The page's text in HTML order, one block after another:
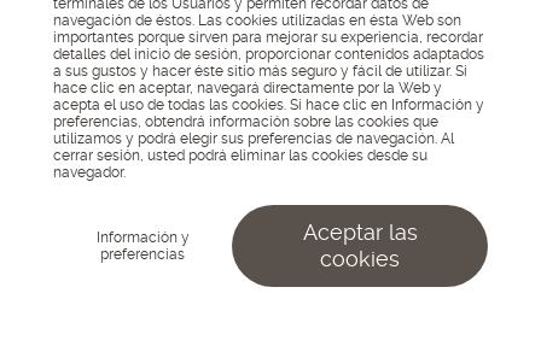
© 2026 Lo Kreo - Estudio
Creativo
Aviso Legal
Política de
privacidad
Política de
cookies
Configurar
cookies
Asociados
a:
terminales de los Usuarios y permiten recordar datos de
navegación de éstos. Las cookies utilizadas en ésta Web son
importantes porque sirven para mejorar su experiencia, recordar
detalles del inicio de sesión, proporcionar contenidos adaptados
a sus gustos y hacer éste sitio más seguro y fácil de utilizar. Si
hace clic en aceptar, navegará directamente por la Web y
acepta el uso de todas las cookies. Si hace clic en Información y
preferencias, obtendrá información sobre las cookies que
utilizamos y podrá elegir sus preferencias de navegación. Al
cerrar sesión, usted podrá eliminar las cookies desde su
navegador.
Información y
preferencias
Aceptar las
cookies